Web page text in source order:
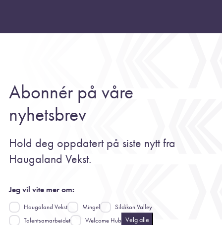
Abonnér på våre
nyhetsbrev
Hold deg oppdatert på siste nytt fra
Haugaland Vekst.
Jeg vil vite mer om:
Haugaland Vekst Mingel
Sildikon Valley
Talentsamarbeidet
Welcome Hub Velg alle